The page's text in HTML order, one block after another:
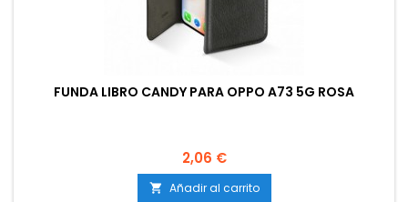
FUNDA LIBRO CANDY PARA OPPO A73 5G ROSA
Precio
2,06 €
 Añadir al carrito